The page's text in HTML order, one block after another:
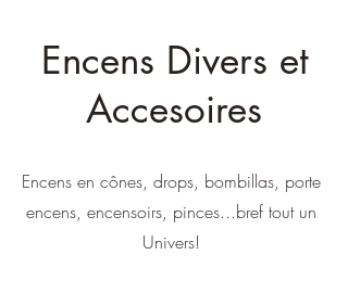
Encens Divers et
Accesoires
Encens en cônes, drops, bombillas, porte
encens, encensoirs, pinces...bref tout un
Univers!